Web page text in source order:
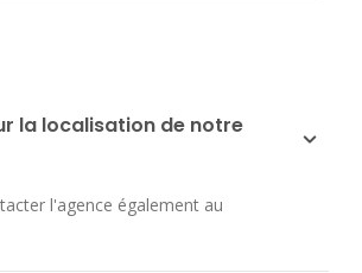
la localisation de notre
l'agence également au